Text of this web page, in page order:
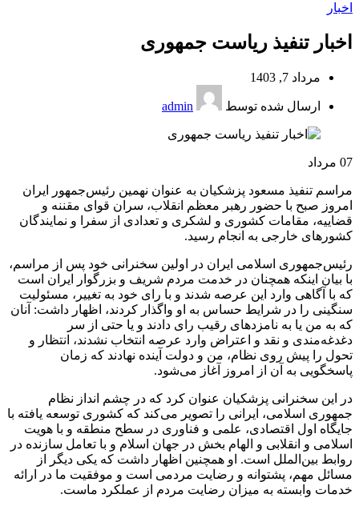
اخبار
اخبار تنفیذ ریاست جمهوری
مرداد 7, 1403
ارسال شده توسط admin
07 مرداد
مراسم تنفیذ مسعود پزشکیان به عنوان نهمین رئیس‌جمهور ایران
امروز صبح با حضور رهبر معظم انقلاب، سران قوای مقننه و
قضاییه، مقامات کشوری و لشکری و تعدادی از سفرا و نمایندگان
کشورهای خارجی به انجام رسید.
رئیس‌جمهوری اسلامی ایران در اولین سخنرانی خود پس از مراسم،
با بیان اینکه همچنان در خدمت مردم شریف و بزرگوار ایران است
که با آگاهی وارد این عرصه شدند و با رای خود به تغییر، مسئولیت
سنگینی را در شرایط حساس به او واگذار کردند، اظهار داشت: آنان
که به من یا به نامزدهای رقیب رای دادند و یا حتی از سر
دغدغه‌مندی و نقد و اعتراض وارد عرصه انتخاب نشدند، انتظار و
تحول را پیش روی نظام، من و دولت آینده نهادند که زمان
پاسخگویی به آن از امروز آغاز می‌شود.
در این سخنرانی پزشکیان عنوان کرد که در چشم انداز نظام
جمهوری اسلامی، ایرانی را تصویر می‌کند که کشوری توسعه یافته با
جایگاه اول اقتصادی، علمی و فناوری در سطح منطقه و با هویت
اسلامی و انقلابی و الهام بخش در جهان اسلام و با تعامل سازنده در
روابط بین‌الملل است. او همچنین اظهار داشت که یکی دیگر از
مسائل مهم، پشتوانه و رضایت مردمی است و موفقیت ما در ارائه
خدمات وابسته به میزان رضایت مردم از عملکرد ماست.